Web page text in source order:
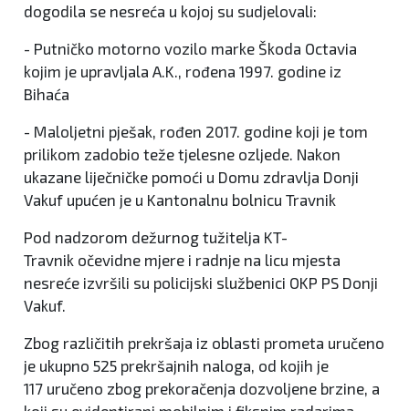
dogodila se nesreća u kojoj su sudjelovali:
- Putničko motorno vozilo marke Škoda Octavia
kojim je upravljala A.K., rođena 1997. godine iz
Bihaća
- Maloljetni pješak, rođen 2017. godine koji je tom
prilikom zadobio teže tjelesne ozljede. Nakon
ukazane liječničke pomoći u Domu zdravlja Donji
Vakuf upućen je u Kantonalnu bolnicu Travnik
Pod nadzorom dežurnog tužitelja KT-
Travnik očevidne mjere i radnje na licu mjesta
nesreće izvršili su policijski službenici OKP PS Donji
Vakuf.
Zbog različitih prekršaja iz oblasti prometa uručeno
je ukupno 525 prekršajnih naloga, od kojih je
117 uručeno zbog prekoračenja dozvoljene brzine, a